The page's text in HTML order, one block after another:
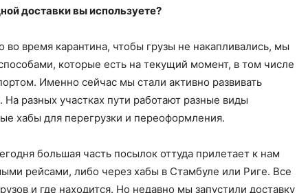
доставки вы используете?
время карантина, чтобы грузы не накапливались, мы
которые есть на текущий момент, в том числе
Именно сейчас мы стали активно развивать
разных участках пути работают разные виды
хабы для перегрузки и переоформления.
большая часть посылок оттуда прилетает к нам
рейсами, либо через хабы в Стамбуле или Риге. Все
и где находится. Но недавно мы запустили доставку